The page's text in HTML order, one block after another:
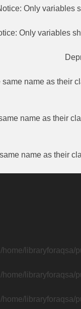
: Only variables
: Only variables
same name as their
name as their
name as their
/home/libraryforaqsa/
/home/libraryforaqsa/
/home/libraryforaqsa/